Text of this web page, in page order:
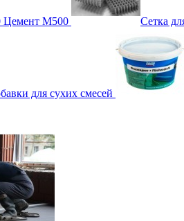
Цемент М500 Сетка
для сухих смесей